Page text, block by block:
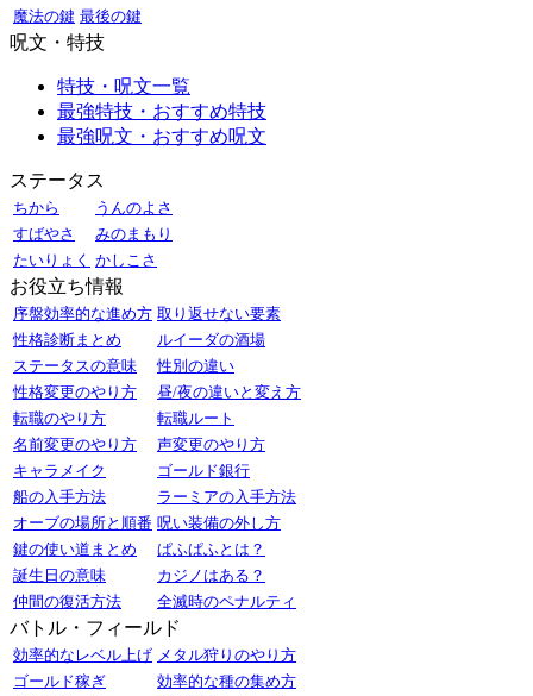
魔法の鍵 最後の鍵
呪文・特技
特技・呪文一覧
最強特技・おすすめ特技
最強呪文・おすすめ呪文
ステータス
ちから
うんのよさ
すばやさ
みのまもり
たいりょく かしこさ
お役立ち情報
序盤効率的な進め方 取り返せない要素
性格診断まとめ
ルイーダの酒場
ステータスの意味
性別の違い
性格変更のやり方
昼/夜の違いと変え方
転職のやり方
転職ルート
名前変更のやり方
声変更のやり方
キャラメイク
ゴールド銀行
船の入手方法
ラーミアの入手方法
オーブの場所と順番 呪い装備の外し方
鍵の使い道まとめ
ぱふぱふとは？
誕生日の意味
カジノはある？
仲間の復活方法
全滅時のペナルティ
バトル・フィールド
効率的なレベル上げ メタル狩りのやり方
ゴールド稼ぎ
効率的な種の集め方